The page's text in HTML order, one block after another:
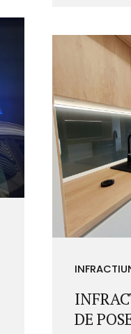
Cum e cu
Citeste
tipuri de
legale.
insa
dintre noi
DE